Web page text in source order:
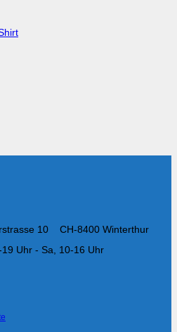
10 CH-8400 Winterthur
19 Uhr - Sa, 10-16 Uhr